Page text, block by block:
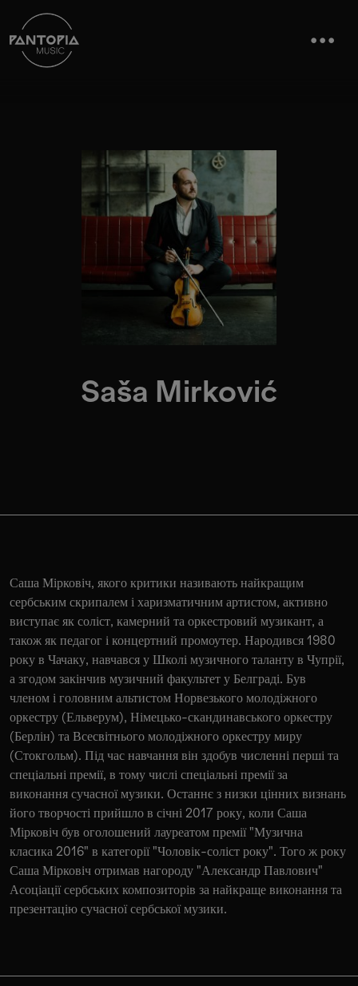
Saša Mirković
Саша Мірковіч, якого критики називають найкращим
сербським скрипалем і харизматичним артистом, активно
виступає як соліст, камерний та оркестровий музикант, а
також як педагог і концертний промоутер. Народився 1980
року в Чачаку, навчався у Школі музичного таланту в Чупрії,
а згодом закінчив музичний факультет у Белграді. Був
членом і головним альтистом Норвезького молодіжного
оркестру (Ельверум), Німецько-скандинавського оркестру
(Берлін) та Всесвітнього молодіжного оркестру миру
(Стокгольм). Під час навчання він здобув численні перші та
спеціальні премії, в тому числі спеціальні премії за
виконання сучасної музики. Останнє з низки цінних визнань
його творчості прийшло в січні 2017 року, коли Саша
Мірковіч був оголошений лауреатом премії "Музична
класика 2016" в категорії "Чоловік-соліст року". Того ж року
Саша Мірковіч отримав нагороду "Александр Павлович"
Асоціації сербських композиторів за найкраще виконання та
презентацію сучасної сербської музики.